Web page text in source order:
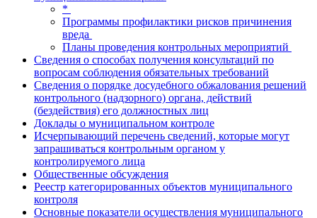
*
Программы профилактики рисков причинения
вреда
Планы проведения контрольных мероприятий
Сведения о способах получения консультаций по
вопросам соблюдения обязательных требований
Сведения о порядке досудебного обжалования решений
контрольного (надзорного) органа, действий
(бездействия) его должностных лиц
Доклады о муниципальном контроле
Исчерпывающий перечень сведений, которые могут
запрашиваться контрольным органом у
контролируемого лица
Общественные обсуждения
Реестр категорированных объектов муниципального
контроля
Основные показатели осуществления муниципального